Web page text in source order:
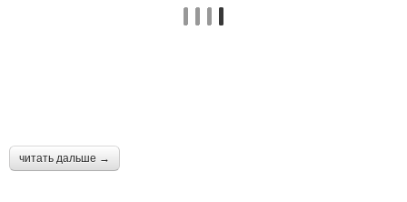
читать дальше →